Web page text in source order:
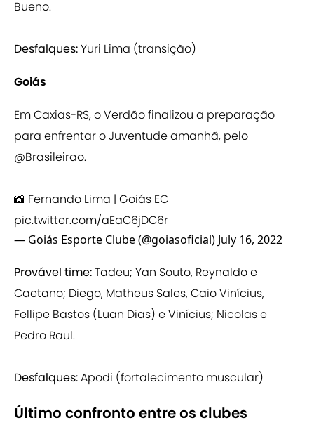
Bueno.
Desfalques:Yuri Lima (transição)
Goiás
Em Caxias-RS, o Verdão finalizou a preparação
para enfrentar o Juventude amanhã, pelo
@Brasileirao.
📸 Fernando Lima | Goiás EC
pic.twitter.com/aEaC6jDC6r
— Goiás Esporte Clube (@goiasoficial) July 16, 2022
Provável time:Tadeu; Yan Souto, Reynaldo e
Caetano; Diego, Matheus Sales, Caio Vinícius,
Fellipe Bastos (Luan Dias) e Vinícius; Nicolas e
Pedro Raul.
Desfalques:Apodi (fortalecimento muscular)
Último confronto entre os clubes